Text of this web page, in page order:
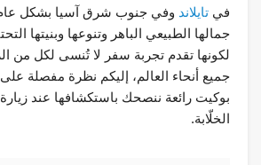
في تايلاند وفي جنوب شرق آسيا بشكل
جمالها الطبيعي الباهر وتنوعها وبنيتها
لكونها تقدم تجربة سفر لا تُنسى لكل من
جميع أنحاء العالم، إليكم نظرة مفصلة
بوكيت رائعة ننصحك باستكشافها عند
الخلّابة.